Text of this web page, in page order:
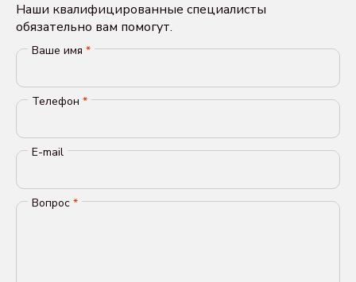
Наши квалифицированные специалисты
обязательно вам помогут.
Ваше имя *
Телефон *
E-mail
Вопрос *